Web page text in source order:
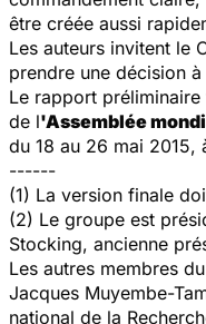
être créée aussi
Les auteurs invitent le
prendre une décision
Le rapport
de l'Assemblée
du 18 au 26 mai 2015,
------
(1) La version finale
(2) Le groupe est
Stocking, ancienne
Les autres membres
Jacques Muyembe-
national de la